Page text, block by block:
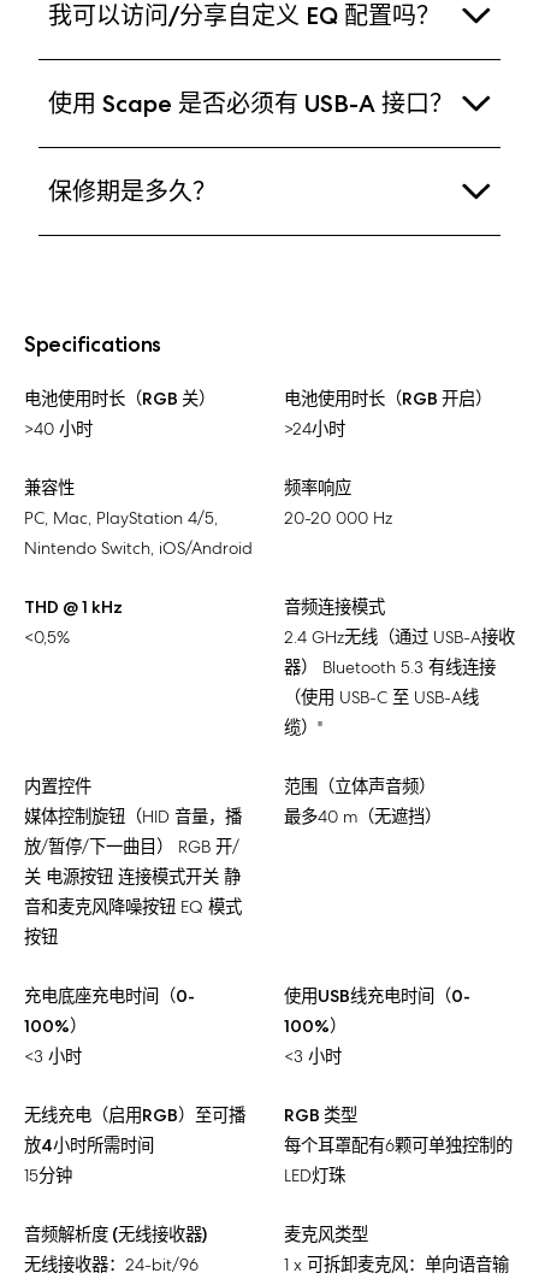
支持蓝牙的设备：Mac、Nintendo Switch及
iOS/Android移动设备
连接多台设备。此外，借助内置的连接模式切换功
能，可轻松在2.4GHz无线与蓝牙连接之间自由切
换。
我可以访问/分享自定义 EQ 配置吗？
您，即可通过Adjust Pro输入该代码使用对应配置。
您也可在Adjust Pro中创建专属EQ配置，系统将自动
生成分享代码供他人使用。
使用 Scape 是否必须有 USB-A 接口？
行配置，则必须使用2.4GHz无线适配器或有线连接
（二者均需设备具备USB-A接口）。用户可自行搭配
保修期是多久？
务：https://support.fractal-design.com
Specifications
电池使用时长（RGB 关）
>40 小时
电池使用时长（RGB 开启）
>24小时
兼容性
PC, Mac, PlayStation 4/5,
Nintendo Switch, iOS/Android
频率响应
20-20 000 Hz
THD @ 1 kHz
<0,5%
音频连接模式
2.4 GHz无线（通过 USB-A接收
器） Bluetooth 5.3 有线连接
（使用 USB-C 至 USB-A线
缆）"
内置控件
媒体控制旋钮（HID 音量，播
放/暂停/下一曲目） RGB 开/
关 电源按钮 连接模式开关 静
音和麦克风降噪按钮 EQ 模式
按钮
范围（立体声音频）
最多40 m（无遮挡）
充电底座充电时间（0-
100%）
<3 小时
使用USB线充电时间（0-
100%）
<3 小时
无线充电（启用RGB）至可播
放4小时所需时间
15分钟
RGB 类型
每个耳罩配有6颗可单独控制的
LED灯珠
音频解析度 (无线接收器)
无线接收器：24-bit/96
麦克风类型
1 x 可拆卸麦克风：单向语音输